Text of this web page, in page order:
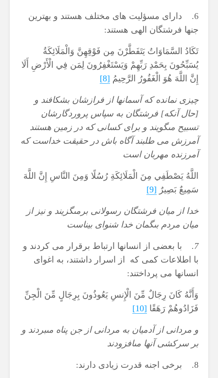
6. دارای مسؤلیت های مختلف هستند و بهترین
جنها فرشتگان الهی هستند:
تَكَادُ السَّمَاوَاتُ يَتَفَطَّرْنَ مِن فَوْقِهِنَّ وَالْمَلَائِكَةُ
يُسَبِّحُونَ بِحَمْدِ رَبِّهِمْ وَيَسْتَغْفِرُونَ لِمَن فِي الْأَرْضِ أَلَا
إِنَّ اللَّهَ هُوَ الْغَفُورُ الرَّحِيمُ [8]
چيزى نمانده كه آسمانها از فرازشان بشكافند و
[حال آنكه] فرشتگان به سپاس پروردگارشان
تسبيح مى‏گويند و براى كسانى كه در زمين هستند
آمرزش مى ‏طلبند آگاه باش در حقيقت ‏خداست كه
آمرزنده مهربان است
اللَّهُ يَصْطَفِي مِنَ الْمَلَائِكَةِ رُسُلًا وَمِنَ النَّاسِ إِنَّ اللَّهَ
سَمِيعٌ بَصِيرٌ [9]
خدا از ميان فرشتگان رسولانى برمى‏گزيند و نيز از
ميان مردم بى‏گمان خدا شنواى بيناست
7.
با بعضی از انسان‏ها ارتباط برقرار می کردند و
با اطلاعات کمی که از اسرار داشتند، به اغوای
انسان‏ها می پرداختند:
وَأَنَّهُ كَانَ رِجَالٌ مِّنَ الْإِنسِ يَعُوذُونَ بِرِجَالٍ مِّنَ الْجِنِّ
فَزَادُوهُمْ رَهَقًا [10]
و مردانى از آدميان به مردانى از جن پناه مى‏بردند و
بر سركشى آنها مى‏افزودند
8. برخی اجنه قدرت زیادی دارند: